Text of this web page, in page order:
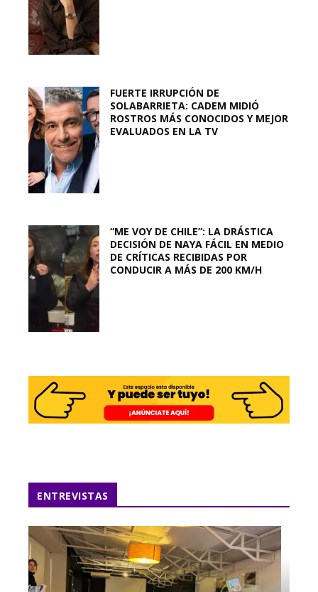
FUERTE IRRUPCIÓN DE
SOLABARRIETA: CADEM MIDIÓ
ROSTROS MÁS CONOCIDOS Y MEJOR
EVALUADOS EN LA TV
“ME VOY DE CHILE”: LA DRÁSTICA
DECISIÓN DE NAYA FÁCIL EN MEDIO
DE CRÍTICAS RECIBIDAS POR
CONDUCIR A MÁS DE 200 KM/H
ENTREVISTAS